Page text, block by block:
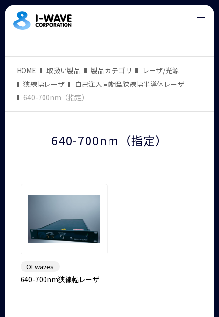
HOME 取扱い製品 製品カテゴリ
レーザ/光源
狭線幅レーザ
自己注入同期型狭線幅半導体レーザ
640-700nm（指定）
640-700nm（指定）
OEwaves
640-700nm狭線幅レーザ